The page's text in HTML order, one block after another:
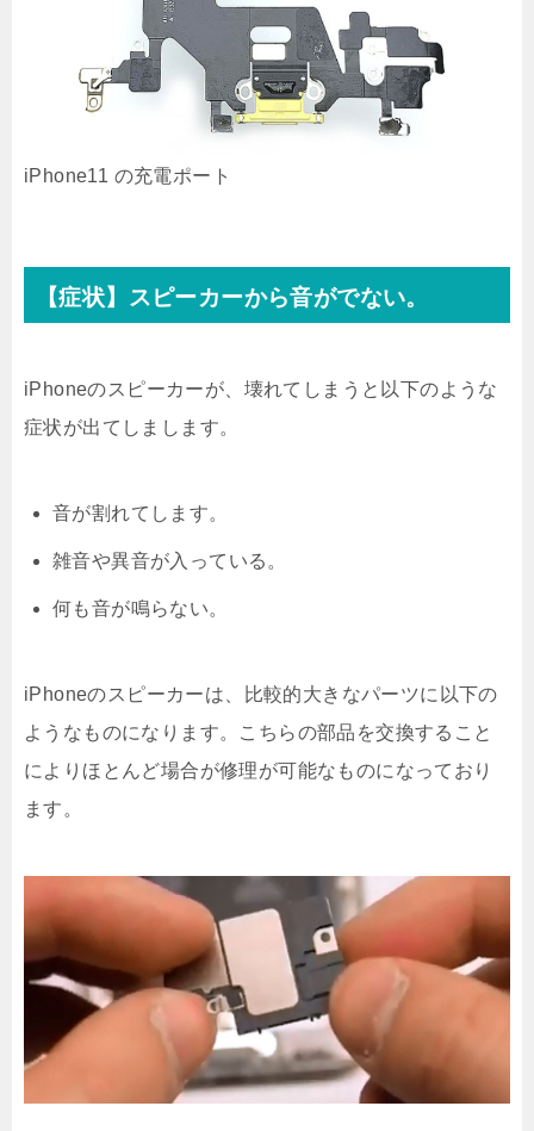
iPhone11 の充電ポート
【症状】スピーカーから音がでない。
iPhoneのスピーカーが、壊れてしまうと以下のような
症状が出てしまします。
音が割れてします。
雑音や異音が入っている。
何も音が鳴らない。
iPhoneのスピーカーは、比較的大きなパーツに以下の
ようなものになります。こちらの部品を交換すること
によりほとんど場合が修理が可能なものになっており
ます。